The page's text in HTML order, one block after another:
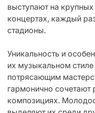
выступают на
концертах, каждый
стадионы.
Уникальность и
их музыкальном
потрясающим
гармонично
композициях.